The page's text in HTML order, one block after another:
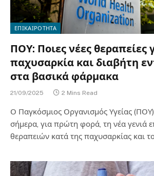
ΕΠΙΚΑΙΡΟΤΗΤΑ
ΠΟΥ: Ποιες νέες θεραπείες
παχυσαρκία και διαβήτη
στα βασικά φάρμακα
21/09/2025 2 Mins Read
Ο Παγκόσμιος Οργανισμός Υγείας
σήμερα, για πρώτη φορά, τη νέα γενιά
θεραπειών κατά της παχυσαρκίας και